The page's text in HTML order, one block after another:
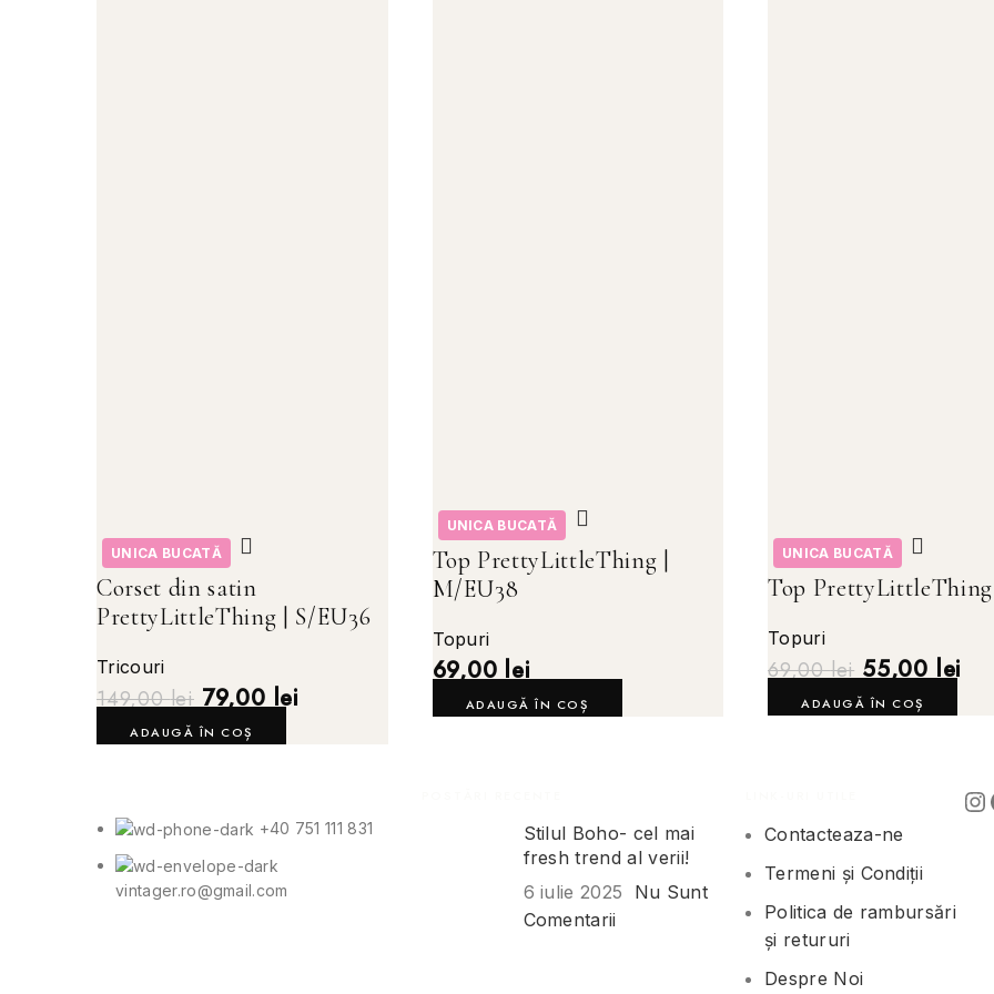
UNICA BUCATĂ
Corset din satin
PrettyLittleThing | S/EU36
Tricouri
149,00lei 79,00lei
ADAUGĂ ÎN COȘ
UNICA BUCATĂ
Top PrettyLittleThing |
M/EU38
Topuri
69,00lei
ADAUGĂ ÎN COȘ
UNICA BUCATĂ
Top PrettyLittleThing
Topuri
69,00lei 55,00lei
ADAUGĂ ÎN COȘ
+40 751 111 831
vintager.ro@gmail.com
Stilul Boho- cel mai
fresh trend al verii!
6 iulie 2025
Nu Sunt
Comentarii
Contacteaza-ne
Termeni și Condiții
Politica de rambursări
și retururi
Despre Noi